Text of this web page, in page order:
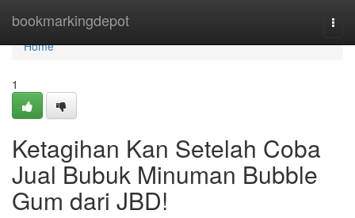
bookmarkingdepot
Home
Home
1
Ketagihan Kan Setelah Coba
Jual Bubuk Minuman Bubble
Gum dari JBD!